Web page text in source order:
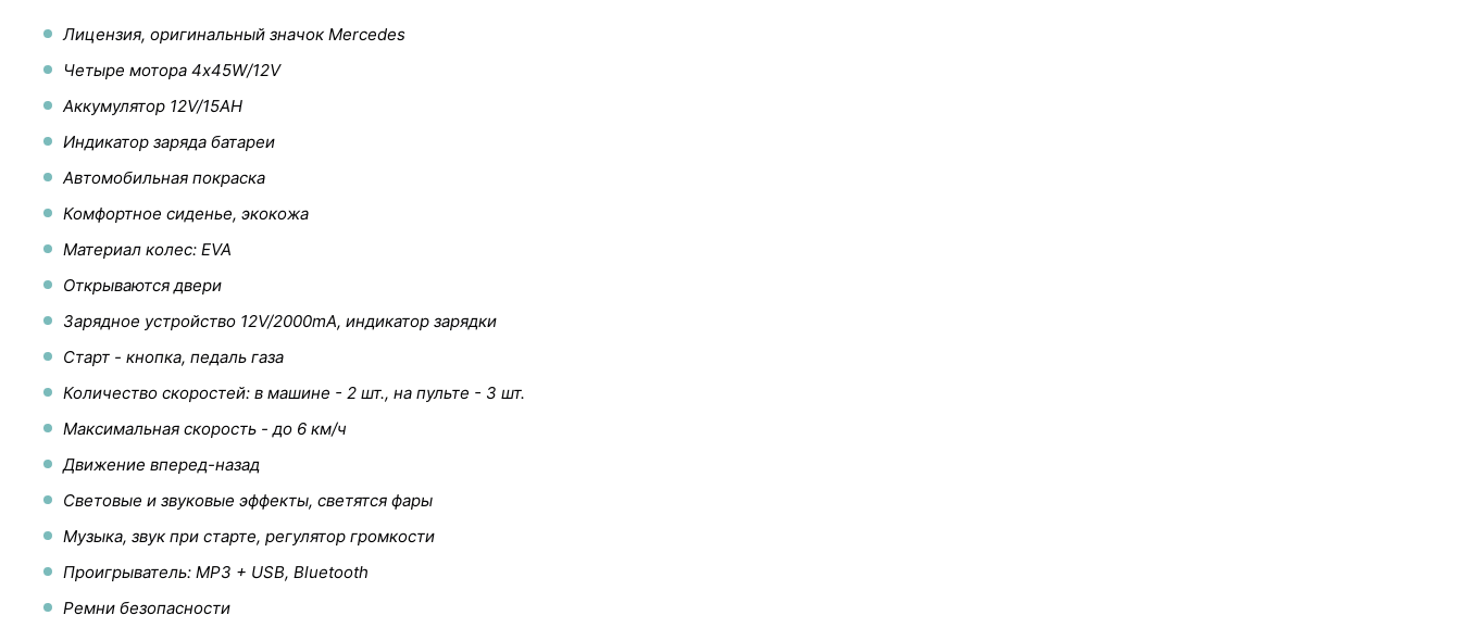
Лицензия, оригинальный значок Mercedes
Четыре мотора 4х45W/12V
Аккумулятор 12V/15AH
Индикатор заряда батареи
Автомобильная покраска
Комфортное сиденье, экокожа
Материал колес: EVA
Открываются двери
Зарядное устройство 12V/2000mA, индикатор зарядки
Старт - кнопка, педаль газа
Количество скоростей: в машине - 2 шт., на пульте - 3 шт.
Максимальная скорость - до 6 км/ч
Движение вперед-назад
Световые и звуковые эффекты, светятся фары
Музыка, звук при старте, регулятор громкости
Проигрыватель: MP3 + USB, Bluetooth
Ремни безопасности